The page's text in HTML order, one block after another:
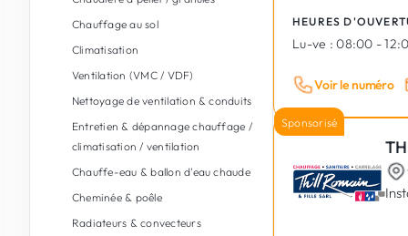
Balcons
Traitement humidité & moisissures
Construction modulaire &
Maçonnerie de jardin
Abattage & élagage
Plantation d'arbres & fleurs
Abris de jardin & chalets en bois
Audit & conseil énergétique
Rénovation énergétique
Récupération & gestion de l'eau de
pluie
Adoucisseurs & traitement d'eau
Douche à l'italienne
Dépannage plomberie
Robinetterie & mitigeurs
Réparation de tuyaux &
canalisations
Débouchage & curage de tuyaux
Spa intérieur, sauna & hammam
Salle de bain PMR / accessible
Sanitaires publics & commerciaux
Chauffage au sol
Climatisation
Ventilation (VMC / VDF)
Nettoyage de ventilation & conduits
Entretien & dépannage chauffage /
climatisation / ventilation
Chauffe-eau & ballon d'eau chaude
Cheminée & poêle
Radiateurs & convecteurs
HEURES
Lu-ve : 08:00 -
Voir le numéro
Sponsorisé